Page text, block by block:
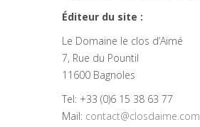
Éditeur du site :
Le Domaine le clos d’Aimé
7, Rue du Pountil
11600 Bagnoles
Tel: +33 (0)6 15 38 63 77
Mail: contact@closdaime.com